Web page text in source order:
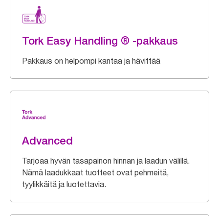
Tork Easy Handling ® -pakkaus
Pakkaus on helpompi kantaa ja hävittää
Advanced
Tarjoaa hyvän tasapainon hinnan ja laadun välillä.
Nämä laadukkaat tuotteet ovat pehmeitä,
tyylikkäitä ja luotettavia.